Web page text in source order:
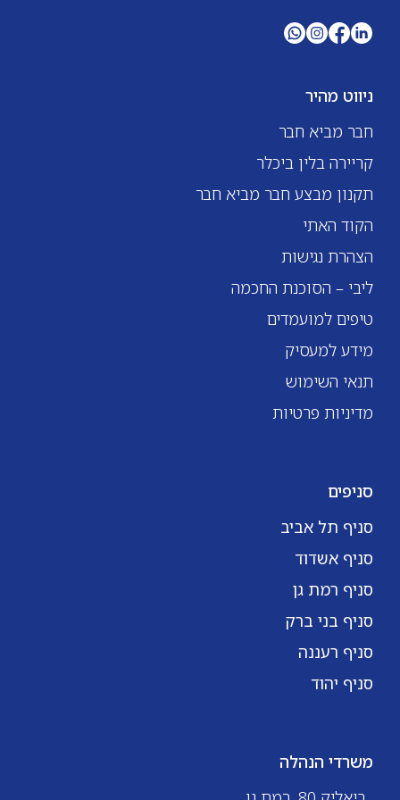
ניווט מהיר
חבר מביא חבר
קריירה בלין ביכלר
תקנון מבצע חבר מביא חבר
הקוד האתי
הצהרת נגישות
ליבי – הסוכנת החכמה
טיפים למועמדים
מידע למעסיק
תנאי השימוש
מדיניות פרטיות
סניפים
סניף תל אביב
סניף אשדוד
סניף רמת גן
סניף בני ברק
סניף רעננה
סניף יהוד
משרדי הנהלה